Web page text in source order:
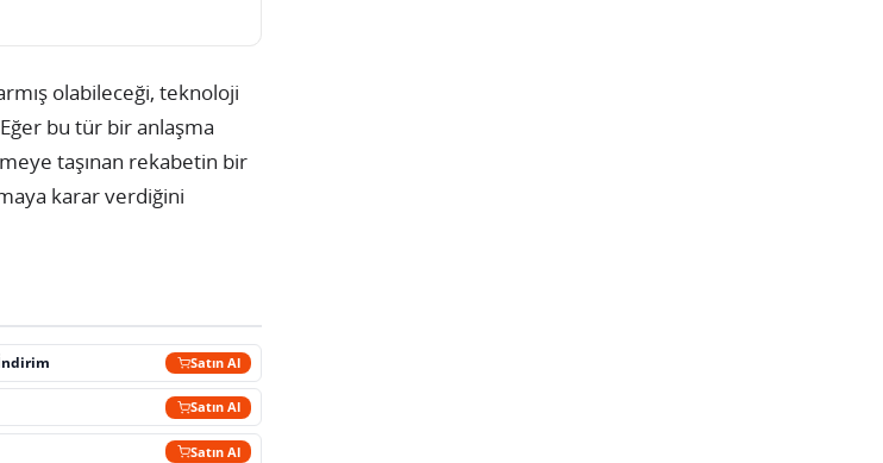
olabileceği, teknoloji
bu tür bir anlaşma
taşınan rekabetin bir
karar verdiğini
Satın Al
Satın Al
Satın Al